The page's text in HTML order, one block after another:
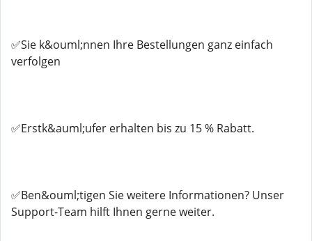
✅Sie k&ouml;nnen Ihre Bestellungen ganz einfach
verfolgen
✅Erstk&auml;ufer erhalten bis zu 15 % Rabatt.
✅Ben&ouml;tigen Sie weitere Informationen? Unser
Support-Team hilft Ihnen gerne weiter.